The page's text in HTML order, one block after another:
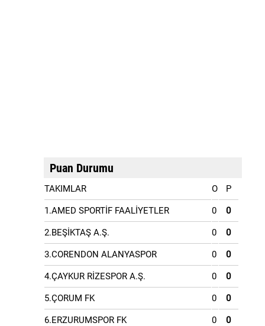
Puan Durumu
TAKIMLAR O P
1.AMED SPORTİF FAALİYETLER 0 0
2.BEŞİKTAŞ A.Ş. 0 0
3.CORENDON ALANYASPOR 0 0
4.ÇAYKUR RİZESPOR A.Ş. 0 0
5.ÇORUM FK 0 0
6.ERZURUMSPOR FK 0 0